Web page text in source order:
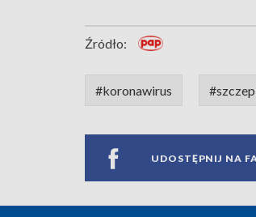
Źródło:
#koronawirus
UDOSTĘPNIJ NA